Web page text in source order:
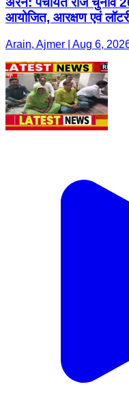
आयोजित, आरक्षण एवं
Arain, Ajmer | Aug 6,